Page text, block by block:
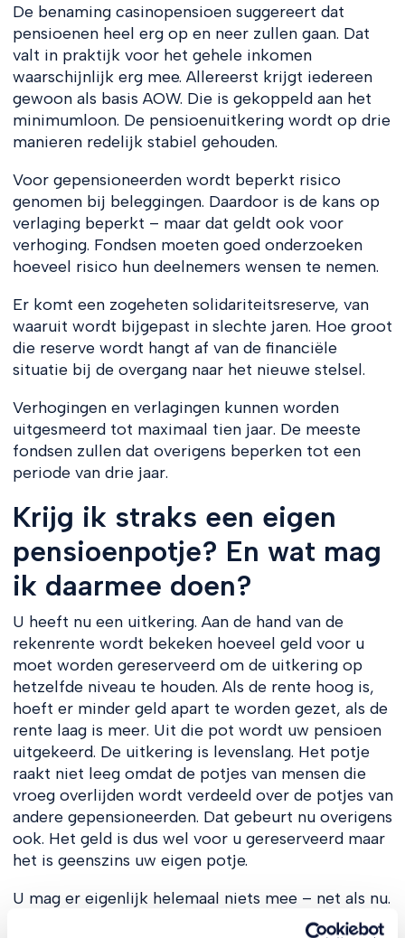
De benaming casinopensioen suggereert dat
pensioenen heel erg op en neer zullen gaan. Dat
valt in praktijk voor het gehele inkomen
waarschijnlijk erg mee. Allereerst krijgt iedereen
gewoon als basis AOW. Die is gekoppeld aan het
minimumloon. De pensioenuitkering wordt op drie
manieren redelijk stabiel gehouden.
Voor gepensioneerden wordt beperkt risico
genomen bij beleggingen. Daardoor is de kans op
verlaging beperkt – maar dat geldt ook voor
verhoging. Fondsen moeten goed onderzoeken
hoeveel risico hun deelnemers wensen te nemen.
Er komt een zogeheten solidariteitsreserve, van
waaruit wordt bijgepast in slechte jaren. Hoe groot
die reserve wordt hangt af van de financiële
situatie bij de overgang naar het nieuwe stelsel.
Verhogingen en verlagingen kunnen worden
uitgesmeerd tot maximaal tien jaar. De meeste
fondsen zullen dat overigens beperken tot een
periode van drie jaar.
Krijg ik straks een eigen
pensioenpotje? En wat mag
ik daarmee doen?
U heeft nu een uitkering. Aan de hand van de
rekenrente wordt bekeken hoeveel geld voor u
moet worden gereserveerd om de uitkering op
hetzelfde niveau te houden. Als de rente hoog is,
hoeft er minder geld apart te worden gezet, als de
rente laag is meer. Uit die pot wordt uw pensioen
uitgekeerd. De uitkering is levenslang. Het potje
raakt niet leeg omdat de potjes van mensen die
vroeg overlijden wordt verdeeld over de potjes van
andere gepensioneerden. Dat gebeurt nu overigens
ook. Het geld is dus wel voor u gereserveerd maar
het is geenszins uw eigen potje.
U mag er eigenlijk helemaal niets mee – net als nu.
Voor aanstaande gepensioneerden was gedacht dat